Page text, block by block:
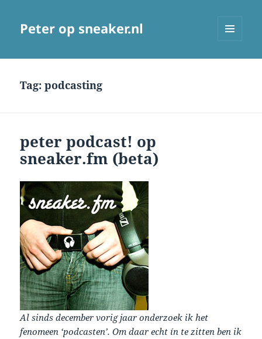
Peter op sneaker.nl
Tag:podcasting
peter podcast! op
sneaker.fm (beta)
Al sinds december vorig jaar onderzoek ik het
fenomeen ‘podcasten’. Om daar echt ín te zitten ben ik